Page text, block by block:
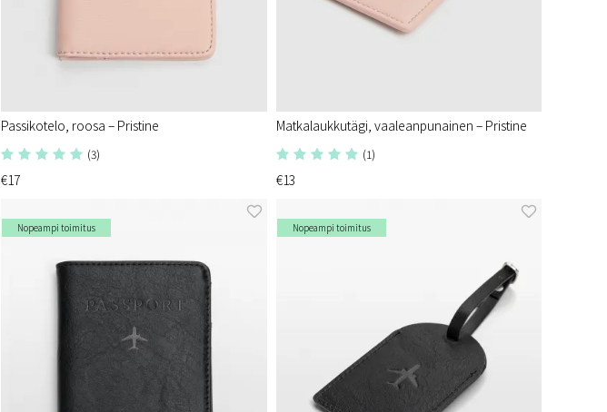
Passikotelo, roosa – Pristine
(3)
€17
Matkalaukkutägi, vaaleanpunainen – Pristine
(1)
€13
Nopeampi toimitus Nopeampi toimitus